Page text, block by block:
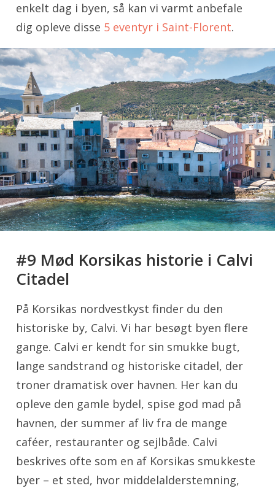
enkelt dag i byen, så kan vi varmt anbefale
dig opleve disse 5 eventyr i Saint-Florent.
#9 Mød Korsikas historie i Calvi
Citadel
På Korsikas nordvestkyst finder du den
historiske by, Calvi. Vi har besøgt byen flere
gange. Calvi er kendt for sin smukke bugt,
lange sandstrand og historiske citadel, der
troner dramatisk over havnen. Her kan du
opleve den gamle bydel, spise god mad på
havnen, der summer af liv fra de mange
caféer, restauranter og sejlbåde. Calvi
beskrives ofte som en af Korsikas smukkeste
byer – et sted, hvor middelalderstemning,